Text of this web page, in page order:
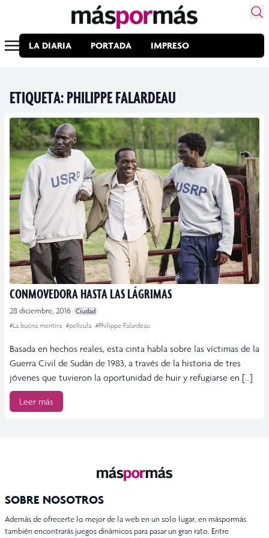
LA DIARIA PORTADA IMPRESO
ETIQUETA:PHILIPPE FALARDEAU
CONMOVEDORA HASTA LAS LÁGRIMAS
28 diciembre, 2016 Ciudad
#La buena mentira #película #Philippe Falardeau
Basada en hechos reales, esta cinta habla sobre las víctimas de la
Guerra Civil de Sudán de 1983, a través de la historia de tres
jóvenes que tuvieron la oportunidad de huir y refugiarse en […]
Leer más
SOBRE NOSOTROS
Además de ofrecerte lo mejor de la web en un solo lugar, en máspormás
también encontrarás juegos dinámicos para pasar un gran rato. Entre